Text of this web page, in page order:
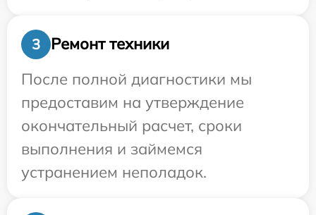
3
Ремонт техники
После полной диагностики мы
предоставим на утверждение
окончательный расчет, сроки
выполнения и займемся
устранением неполадок.